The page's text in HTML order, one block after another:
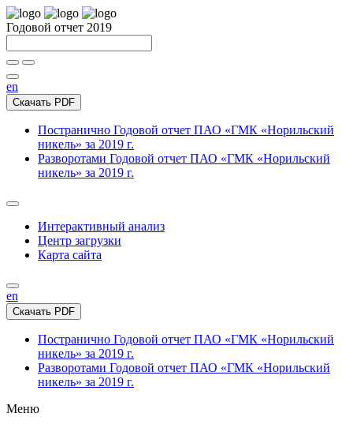
Годовой отчет 2019
en
Скачать PDF
Постранично Годовой отчет ПАО «ГМК «Норильский
никель» за 2019 г.
Разворотами Годовой отчет ПАО «ГМК «Норильский
никель» за 2019 г.
Интерактивный анализ
Центр загрузки
Карта сайта
en
Скачать PDF
Постранично Годовой отчет ПАО «ГМК «Норильский
никель» за 2019 г.
Разворотами Годовой отчет ПАО «ГМК «Норильский
никель» за 2019 г.
Меню